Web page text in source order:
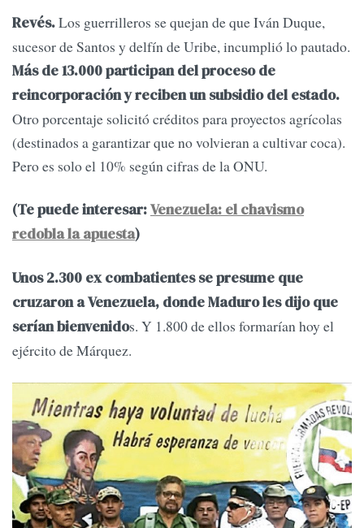
Revés.Los guerrilleros se quejan de que Iván Duque,
sucesor de Santos y delfín de Uribe, incumplió lo pautado.
Más de 13.000 participan del proceso de
reincorporación y reciben un subsidio del estado.
Otro porcentaje solicitó créditos para proyectos agrícolas
(destinados a garantizar que no volvieran a cultivar coca).
Pero es solo el 10% según cifras de la ONU.
(Te puede interesar:Venezuela: el chavismo
redobla la apuesta)
Unos 2.300 ex combatientes se presume que
cruzaron a Venezuela, donde Maduro les dijo que
serían bienvenidos. Y 1.800 de ellos formarían hoy el
ejército de Márquez.